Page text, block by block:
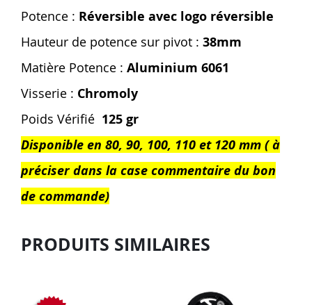
Potence : Réversible avec logo réversible
Hauteur de potence sur pivot : 38mm
Matière Potence : Aluminium 6061
Visserie : Chromoly
Poids Vérifié 125 gr
Disponible en 80, 90, 100, 110 et 120 mm ( à
préciser dans la case commentaire du bon
de commande)
PRODUITS SIMILAIRES